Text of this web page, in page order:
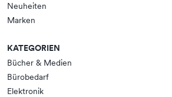
Neuheiten
Marken
KATEGORIEN
Bücher & Medien
Bürobedarf
Elektronik